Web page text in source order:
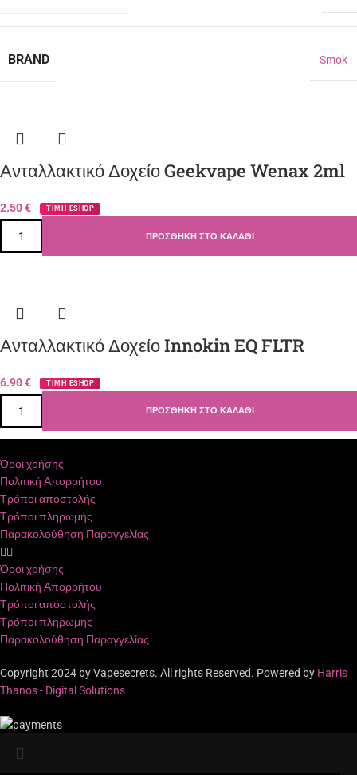
BRAND Smok
Ανταλλακτικό Δοχείο Geekvape Wenax 2ml
2.50€ ΤΙΜΗ ESHOP
ΠΡΟΣΘΉΚΗ ΣΤΟ ΚΑΛΆΘΙ
Ανταλλακτικό Δοχείο Innokin EQ FLTR
6.90€ ΤΙΜΗ ESHOP
ΠΡΟΣΘΉΚΗ ΣΤΟ ΚΑΛΆΘΙ
Όροι χρήσης
Πολιτική Απορρήτου
Τρόποι αποστολής
Τρόποι πληρωμής
Παρακολούθηση Παραγγελίας
Όροι χρήσης
Πολιτική Απορρήτου
Τρόποι αποστολής
Τρόποι πληρωμής
Παρακολούθηση Παραγγελίας
Copyright 2024 by Vapesecrets. All rights Reserved. Powered by Harris
Thanos - Digital Solutions